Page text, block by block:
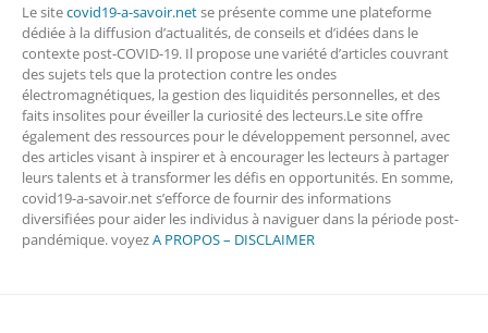
Le sitecovid19-a-savoir.netse présente comme une plateforme
dédiée à la diffusion d’actualités, de conseils et d’idées dans le
contexte post-COVID-19. Il propose une variété d’articles couvrant
des sujets tels que la protection contre les ondes
électromagnétiques, la gestion des liquidités personnelles, et des
faits insolites pour éveiller la curiosité des lecteurs.Le site offre
également des ressources pour le développement personnel, avec
des articles visant à inspirer et à encourager les lecteurs à partager
leurs talents et à transformer les défis en opportunités. En somme,
covid19-a-savoir.net s’efforce de fournir des informations
diversifiées pour aider les individus à naviguer dans la période post-
pandémique. voyezA PROPOS – DISCLAIMER